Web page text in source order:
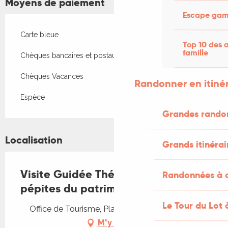
Escape
Top 10 des
famille
Randonner en
Grandes
Grands
Randonnées
Le Tour du Lot
Carte bleue
Chèques bancaires et postaux
Chèques Vacances
Espèce
Localisation
Visite Guidée Thématique "Les
pépites du patrimoine figeacois"
Office de Tourisme, Place Vival, 46100 Figeac
M'y rendre